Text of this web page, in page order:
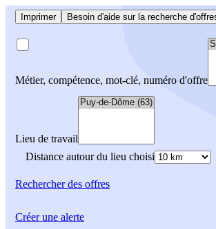
Imprimer Besoin d'aide sur la recherche
Métier, compétence, mot-clé, numéro d'offre
Lieu de travail
Distance autour du lieu choisi
Rechercherdes offres
Créer une alerte